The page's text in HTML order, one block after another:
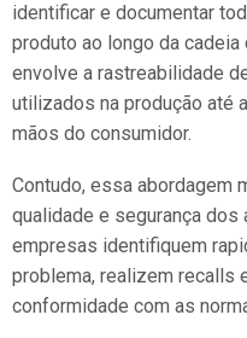
identificar e documentar
produto ao longo da
envolve a rastreabilidade
utilizados na produção até
mãos do consumidor.
Contudo, essa abordagem
qualidade e segurança
empresas identifiquem
problema, realizem recalls
conformidade com as